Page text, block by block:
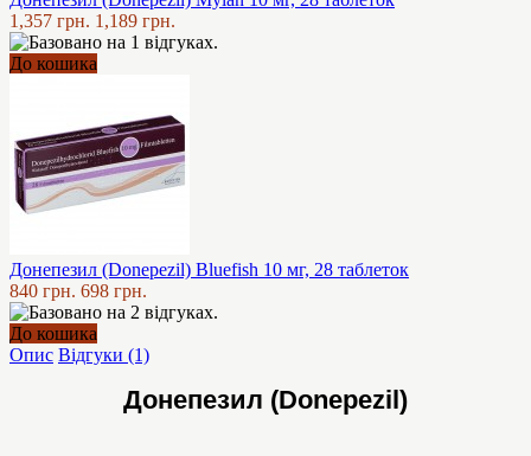
1,357 грн. 1,189 грн.
До кошика
Донепезил (Donepezil) Bluefish 10 мг, 28 таблеток
840 грн. 698 грн.
До кошика
Опис Відгуки (1)
Донепезил (Donepezil)